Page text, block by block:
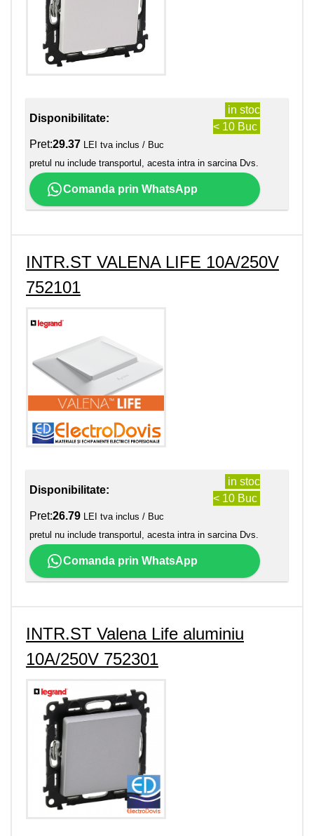
Disponibilitate:
in stoc
< 10 Buc
Pret:29.37 LEI tva inclus / Buc
pretul nu include transportul, acesta intra in sarcina Dvs.
Comanda prin WhatsApp
INTR.ST VALENA LIFE 10A/250V
752101
Disponibilitate:
in stoc
< 10 Buc
Pret:26.79 LEI tva inclus / Buc
pretul nu include transportul, acesta intra in sarcina Dvs.
Comanda prin WhatsApp
INTR.ST Valena Life aluminiu
10A/250V 752301